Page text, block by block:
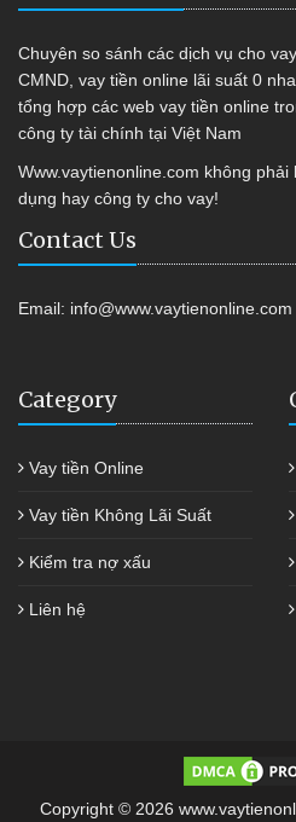
Chuyên so sánh các dịch vụ cho
CMND, vay tiền online lãi suất 0
tổng hợp các web vay tiền online
công ty tài chính tại Việt Nam
Www.vaytienonline.com không
dụng hay công ty cho vay!
Contact Us
Email: info@www.vaytienonline.com
Category
Vay tiền Online
Vay tiền Không Lãi Suất
Kiểm tra nợ xấu
Liên hệ
Copyright © 2026